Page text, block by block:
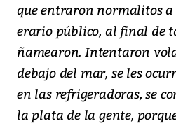
que entraron normalitos
erario público, al final de
ñamearon. Intentaron
debajo del mar, se les
en las refrigeradoras, se
la plata de la gente,